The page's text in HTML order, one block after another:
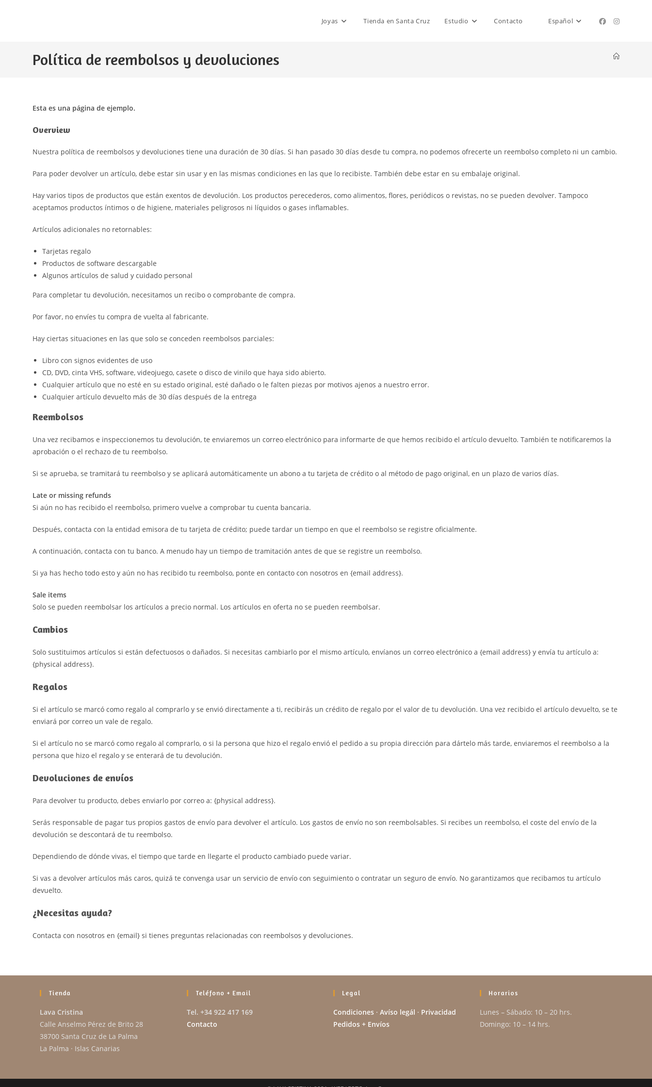
Joyas Tienda en Santa Cruz Estudio Contacto Español
Política de reembolsos y devoluciones
Esta es una página de ejemplo.
Overview
Nuestra política de reembolsos y devoluciones tiene una duración de 30 días. Si han pasado 30 días desde tu compra, no podemos ofrecerte un reembolso completo ni un cambio.
Para poder devolver un artículo, debe estar sin usar y en las mismas condiciones en las que lo recibiste. También debe estar en su embalaje original.
Hay varios tipos de productos que están exentos de devolución. Los productos perecederos, como alimentos, flores, periódicos o revistas, no se pueden devolver. Tampoco
aceptamos productos íntimos o de higiene, materiales peligrosos ni líquidos o gases inflamables.
Artículos adicionales no retornables:
Tarjetas regalo
Productos de software descargable
Algunos artículos de salud y cuidado personal
Para completar tu devolución, necesitamos un recibo o comprobante de compra.
Por favor, no envíes tu compra de vuelta al fabricante.
Hay ciertas situaciones en las que solo se conceden reembolsos parciales:
Libro con signos evidentes de uso
CD, DVD, cinta VHS, software, videojuego, casete o disco de vinilo que haya sido abierto.
Cualquier artículo que no esté en su estado original, esté dañado o le falten piezas por motivos ajenos a nuestro error.
Cualquier artículo devuelto más de 30 días después de la entrega
Reembolsos
Una vez recibamos e inspeccionemos tu devolución, te enviaremos un correo electrónico para informarte de que hemos recibido el artículo devuelto. También te notificaremos la
aprobación o el rechazo de tu reembolso.
Si se aprueba, se tramitará tu reembolso y se aplicará automáticamente un abono a tu tarjeta de crédito o al método de pago original, en un plazo de varios días.
Late or missing refunds
Si aún no has recibido el reembolso, primero vuelve a comprobar tu cuenta bancaria.
Después, contacta con la entidad emisora de tu tarjeta de crédito; puede tardar un tiempo en que el reembolso se registre oficialmente.
A continuación, contacta con tu banco. A menudo hay un tiempo de tramitación antes de que se registre un reembolso.
Si ya has hecho todo esto y aún no has recibido tu reembolso, ponte en contacto con nosotros en {email address}.
Sale items
Solo se pueden reembolsar los artículos a precio normal. Los artículos en oferta no se pueden reembolsar.
Cambios
Solo sustituimos artículos si están defectuosos o dañados. Si necesitas cambiarlo por el mismo artículo, envíanos un correo electrónico a {email address} y envía tu artículo a:
{physical address}.
Regalos
Si el artículo se marcó como regalo al comprarlo y se envió directamente a ti, recibirás un crédito de regalo por el valor de tu devolución. Una vez recibido el artículo devuelto, se te
enviará por correo un vale de regalo.
Si el artículo no se marcó como regalo al comprarlo, o si la persona que hizo el regalo envió el pedido a su propia dirección para dártelo más tarde, enviaremos el reembolso a la
persona que hizo el regalo y se enterará de tu devolución.
Devoluciones de envíos
Para devolver tu producto, debes enviarlo por correo a: {physical address}.
Serás responsable de pagar tus propios gastos de envío para devolver el artículo. Los gastos de envío no son reembolsables. Si recibes un reembolso, el coste del envío de la
devolución se descontará de tu reembolso.
Dependiendo de dónde vivas, el tiempo que tarde en llegarte el producto cambiado puede variar.
Si vas a devolver artículos más caros, quizá te convenga usar un servicio de envío con seguimiento o contratar un seguro de envío. No garantizamos que recibamos tu artículo
devuelto.
¿Necesitas ayuda?
Contacta con nosotros en {email} si tienes preguntas relacionadas con reembolsos y devoluciones.
Tienda
Lava Cristina
Calle Anselmo Pérez de Brito 28
38700 Santa Cruz de La Palma
La Palma · Islas Canarias
Teléfono + Email
Tel. +34 922 417 169
Contacto
Legal
Condiciones· Avíso legál · Privacidad
Pedidos + Envíos
Horarios
Lunes – Sábado: 10 – 20 hrs.
Domingo: 10 – 14 hrs.